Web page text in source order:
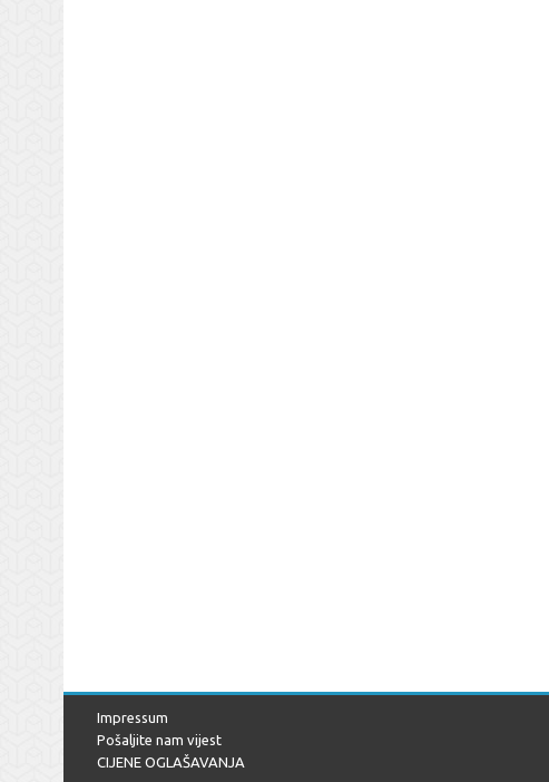
Impressum
Pošaljite nam vijest
CIJENE OGLAŠAVANJA